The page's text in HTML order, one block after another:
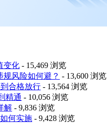
变化 - 15,469 浏览
风险如何避？ - 13,600 浏览
合格放行 - 13,564 浏览
精通 - 10,056 浏览
解 - 9,836 浏览
何实施 - 9,428 浏览